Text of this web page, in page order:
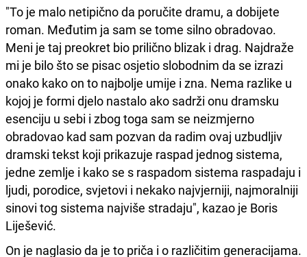
"To je malo netipično da poručite dramu, a dobijete
roman. Međutim ja sam se tome silno obradovao.
Meni je taj preokret bio prilično blizak i drag. Najdraže
mi je bilo što se pisac osjetio slobodnim da se izrazi
onako kako on to najbolje umije i zna. Nema razlike u
kojoj je formi djelo nastalo ako sadrži onu dramsku
esenciju u sebi i zbog toga sam se neizmjerno
obradovao kad sam pozvan da radim ovaj uzbudljiv
dramski tekst koji prikazuje raspad jednog sistema,
jedne zemlje i kako se s raspadom sistema raspadaju i
ljudi, porodice, svjetovi i nekako najvjerniji, najmoralniji
sinovi tog sistema najviše stradaju", kazao je Boris
Liješević.
On je naglasio da je to priča i o različitim generacijama.